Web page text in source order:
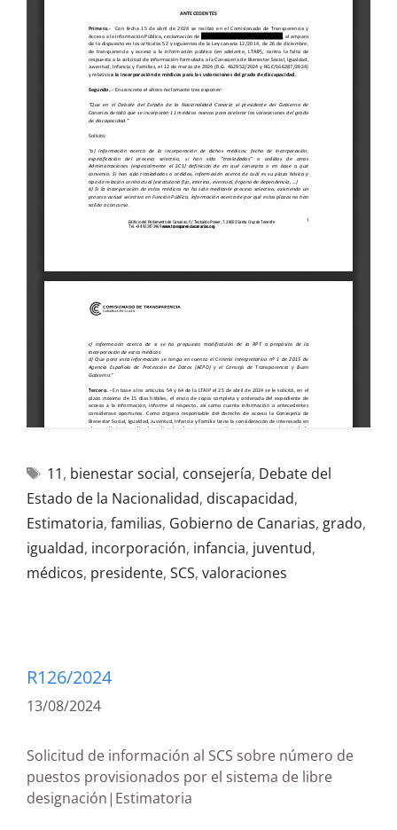
11, bienestar social, consejería, Debate del
Estado de la Nacionalidad, discapacidad,
Estimatoria, familias, Gobierno de Canarias, grado,
igualdad, incorporación, infancia, juventud,
médicos, presidente, SCS, valoraciones
R126/2024
13/08/2024
Solicitud de información al SCS sobre número de
puestos provisionados por el sistema de libre
designación|Estimatoria